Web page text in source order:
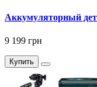
Аккумуляторный
9 199 грн
Купить